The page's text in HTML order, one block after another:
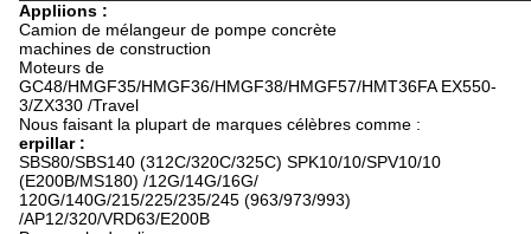
Appliions :
Camion de mélangeur de pompe concrète
machines de construction
Moteurs de
GC48/HMGF35/HMGF36/HMGF38/HMGF57/HMT36FA EX550-
3/ZX330 /Travel
Nous faisant la plupart de marques célèbres comme :
erpillar :
SBS80/SBS140 (312C/320C/325C) SPK10/10/SPV10/10
(E200B/MS180) /12G/14G/16G/
120G/140G/215/225/235/245 (963/973/993)
/AP12/320/VRD63/E200B